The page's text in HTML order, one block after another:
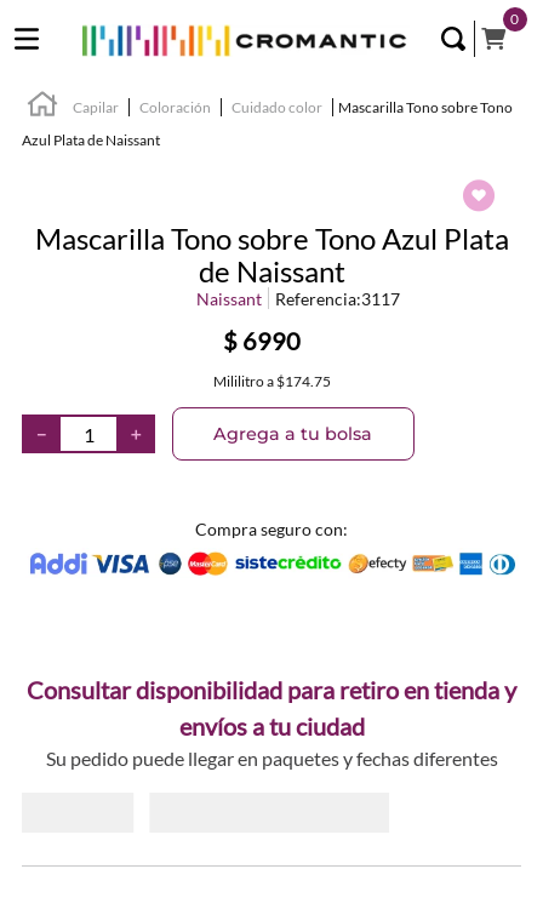
0
Capilar Coloración Cuidado color
Mascarilla Tono sobre Tono
Azul Plata de Naissant
Mascarilla Tono sobre Tono Azul Plata
de Naissant
Naissant Referencia:3117
$ 6990
Mililitroa $174.75
＋
－ Agrega a tu bolsa
Compra seguro con:
Consultar disponibilidad para retiro en tienda y
envíos a tu ciudad
Su pedido puede llegar en paquetes y fechas diferentes